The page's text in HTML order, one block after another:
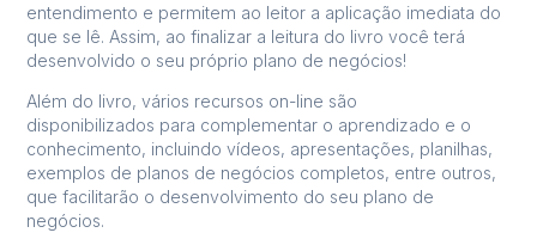
entendimento e permitem ao leitor a aplicação imediata do
que se lê. Assim, ao finalizar a leitura do livro você terá
desenvolvido o seu próprio plano de negócios!
Além do livro, vários recursos on-line são
disponibilizados para complementar o aprendizado e o
conhecimento, incluindo vídeos, apresentações, planilhas,
exemplos de planos de negócios completos, entre outros,
que facilitarão o desenvolvimento do seu plano de
negócios.